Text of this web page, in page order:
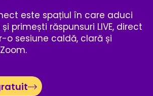
este spațiul în care aduci
primești răspunsuri LIVE, direct
o sesiune caldă, clară și